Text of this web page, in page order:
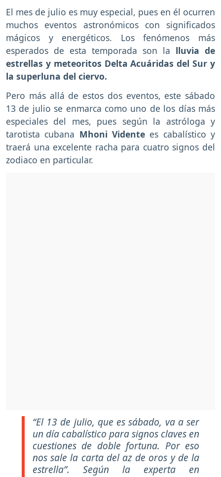
El mes de julio es muy especial, pues en él ocurren
muchos eventos astronómicos con significados
mágicos y energéticos. Los fenómenos más
esperados de esta temporada son la lluvia de
estrellas y meteoritos Delta Acuáridas del Sur y
la superluna del ciervo.
Pero más allá de estos dos eventos, este sábado
13 de julio se enmarca como uno de los días más
especiales del mes, pues según la astróloga y
tarotista cubana Mhoni Vidente es cabalístico y
traerá una excelente racha para cuatro signos del
zodiaco en particular.
“El 13 de julio, que es sábado, va a ser
un día cabalístico para signos claves en
cuestiones de doble fortuna. Por eso
nos sale la carta del az de oros y de la
estrella”. Según la experta en